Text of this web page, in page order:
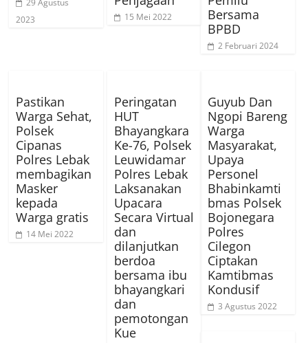
29 Agustus
2023
15 Mei 2022
Bersama
BPBD
2 Februari 2024
Pastikan
Warga Sehat,
Polsek
Cipanas
Polres Lebak
membagikan
Masker
kepada
Warga gratis
14 Mei 2022
Peringatan
HUT
Bhayangkara
Ke-76, Polsek
Leuwidamar
Polres Lebak
Laksanakan
Upacara
Secara Virtual
dan
dilanjutkan
berdoa
bersama ibu
bhayangkari
dan
pemotongan
Kue
Guyub Dan
Ngopi Bareng
Warga
Masyarakat,
Upaya
Personel
Bhabinkamti
bmas Polsek
Bojonegara
Polres
Cilegon
Ciptakan
Kamtibmas
Kondusif
3 Agustus 2022